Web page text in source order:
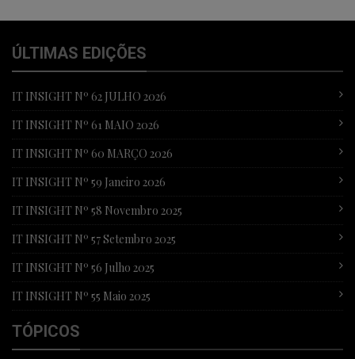
ÚLTIMAS EDIÇÕES
IT INSIGHT Nº 62 JULHO 2026
IT INSIGHT Nº 61 MAIO 2026
IT INSIGHT Nº 60 MARÇO 2026
IT INSIGHT Nº 59 Janeiro 2026
IT INSIGHT Nº 58 Novembro 2025
IT INSIGHT Nº 57 Setembro 2025
IT INSIGHT Nº 56 Julho 2025
IT INSIGHT Nº 55 Maio 2025
TÓPICOS